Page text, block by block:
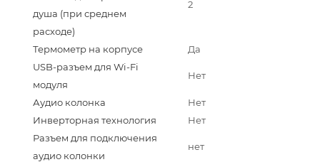
душа (при среднем
расходе)
2
Термометр на корпусе
Да
USB-разъем для Wi-Fi
модуля
Нет
Аудио колонка
Нет
Инверторная технология
Нет
Разъем для подключения
аудио колонки
нет